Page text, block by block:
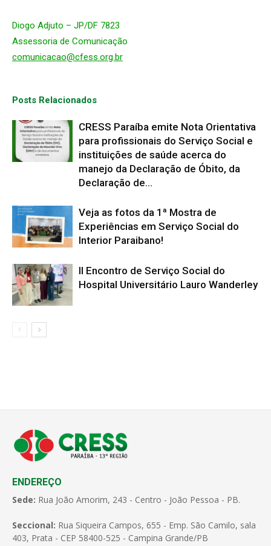
Diogo Adjuto – JP/DF 7823
Assessoria de Comunicação
comunicacao@cfess.org.br
Posts Relacionados
CRESS Paraíba emite Nota Orientativa
para profissionais do Serviço Social e
instituições de saúde acerca do
manejo da Declaração de Óbito, da
Declaração de...
Veja as fotos da 1ª Mostra de
Experiências em Serviço Social do
Interior Paraibano!
II Encontro de Serviço Social do
Hospital Universitário Lauro Wanderley
ENDEREÇO
Sede: Rua João Amorim, 243 - Centro - João Pessoa - PB.
Seccional: Rua Siqueira Campos, 655 - Emp. São Camilo, sala
403, Prata - CEP 58400-525 - Campina Grande/PB